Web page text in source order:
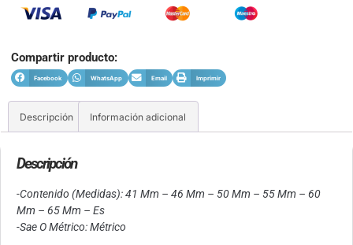
Compartir producto:
Facebook WhatsApp Email Imprimir
Descripción Información adicional
Descripción
-Contenido (Medidas): 41 Mm – 46 Mm – 50 Mm – 55 Mm – 60
Mm – 65 Mm – Es
-Sae O Métrico: Métrico